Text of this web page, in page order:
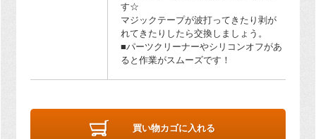
す☆
マジックテープが波打ってきたり剥が
れてきたりしたら交換しましょう。
■パーツクリーナーやシリコンオフがあ
ると作業がスムーズです！
買い物カゴに入れる